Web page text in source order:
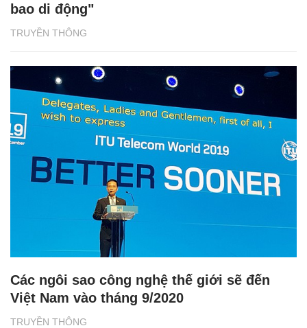
TRUYỀN THÔNG
bao di động"
TRUYỀN THÔNG
Các ngôi sao công nghệ thế giới sẽ đến
Việt Nam vào tháng 9/2020